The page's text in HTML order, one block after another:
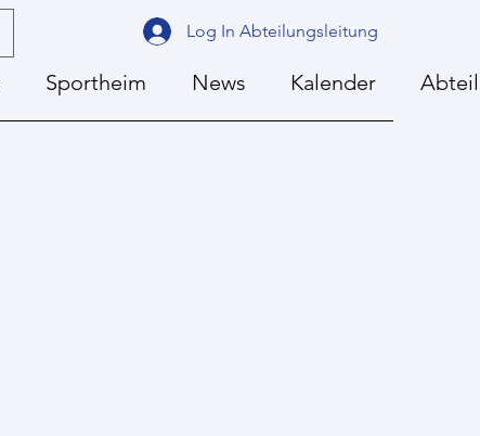
Log In Abteilungsleitung
Sportheim News Kalender